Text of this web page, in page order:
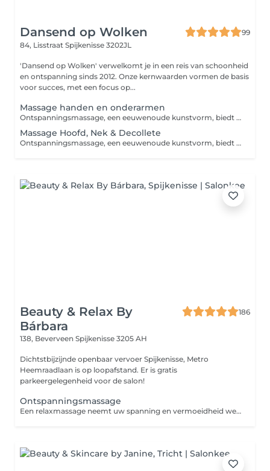
Dansend op Wolken
99
84, Lisstraat Spijkenisse 3202JL
'Dansend op Wolken' verwelkomt je in een reis van schoonheid
en ontspanning sinds 2012. Onze kernwaarden vormen de basis
voor succes, met een focus op...
Massage handen en onderarmen
Ontspanningsmassage, een eeuwenoude kunstvorm, biedt een oase van rust te midden van de drukte van het moderne leven. De kern van deze massagevorm is het kalmeren van zowel lichaam als geest. Het primaire doel van deze massage is om zowel de geest als het lichaam tot rust te brengen. Ontspanningsmassage concentreert zich uitsluitend op de oppervlakkige spierlagen. Het tempo en de druk tijdens een ontspanningsmassage liggen doorgaans lager, wat zorgt voor een kalmerende en rustgevende ervaring.
Massage Hoofd, Nek & Decollete
Ontspanningsmassage, een eeuwenoude kunstvorm, biedt een oase van rust te midden van de drukte van het moderne leven. De kern van deze massagevorm is het kalmeren van zowel lichaam als geest. Het primaire doel van deze massage is om zowel de geest als het lichaam tot rust te brengen. Ontspanningsmassage concentreert zich uitsluitend op de oppervlakkige spierlagen. Het tempo en de druk tijdens een ontspanningsmassage liggen doorgaans lager, wat zorgt voor een kalmerende en rustgevende ervaring.
Beauty & Relax By
Bárbara
186
138, Beverveen Spijkenisse 3205 AH
Dichtstbijzijnde openbaar vervoer Spijkenisse, Metro
Heemraadlaan is op loopafstand. Er is gratis
parkeergelegenheid voor de salon!
Ontspanningsmassage
Een relaxmassage neemt uw spanning en vermoeidheid weg. En brengt daar ontspanning en nieuwe energie voor in de plaats. Meestal is de massage wat zachter, maar de keuze is aan u. Doel: rust en algehele ontspanning van uw lichaam en geest. Power: zachte tot gemiddelde druk. Gemasseerde zones: nek, schouders, rug, benen (voorkant en achterkant), armen en hoofd. Drukpunten: de drukpunten worden met lichte kracht gemasseerd. Effect: betere doorstroom van lichamelijke en emotionele energie, waardoor u zich vitaler en energieker voelt.